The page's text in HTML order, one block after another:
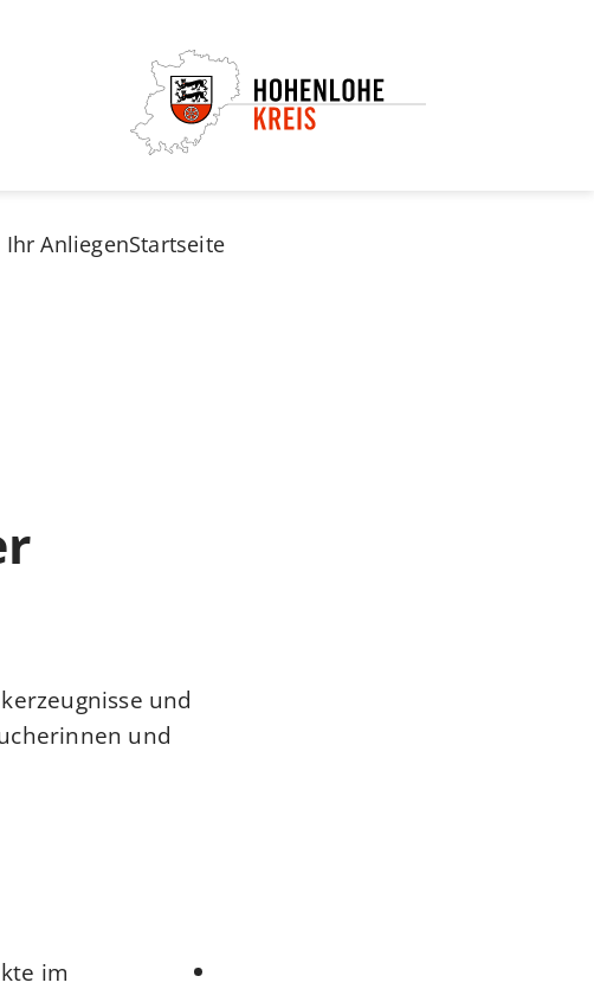
Startseite
Ihr Anliegen
und
und
im